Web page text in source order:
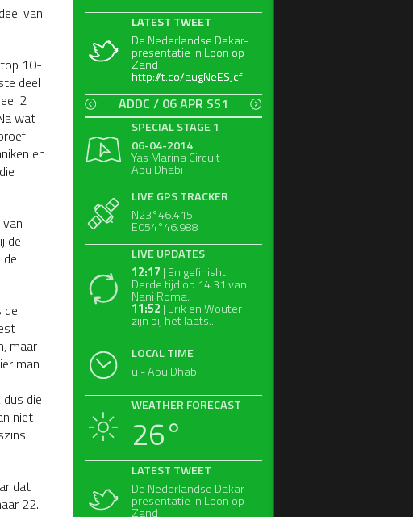
van
10-
deel
2
wat
en
de
maar
man
die
niet
dat
22.
LATEST TWEET
De Nederlandse Dakar-
presentatie in Loon op
Zand
http://t.co/augNeESJcf
LATEST TWEET
De Nederlandse Dakar-
presentatie in Loon op
Zand
http://t.co/augNeESJcf
ADDC / 06 APR SS1
SPECIAL STAGE 1
06-04-2014
Yas Marina Circuit
Abu Dhabi
LIVE GPS TRACKER
N23°46.415
E054°46.988
LIVE UPDATES
12:17 | En gefinisht!
Derde tijd op 14.31 van
Nani Roma.
11:52 | Erik en Wouter
zijn bij het laats...
LOCAL TIME
u - Abu Dhabi
WEATHER FORECAST
26°
LATEST TWEET
De Nederlandse Dakar-
presentatie in Loon op
Zand